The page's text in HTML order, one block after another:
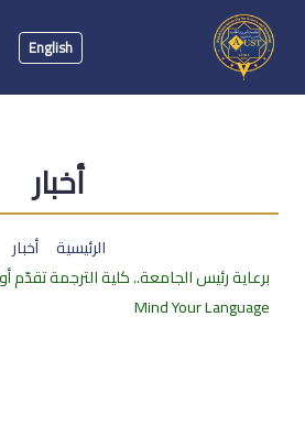
English
أخبار
الرئيسية
أخبار
برعاية رئيس الجامعة.. كلية الترجمة
Mind Your Language